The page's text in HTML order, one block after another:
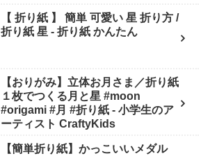
【 折り紙 】 簡単 可愛い 星 折り方 /
折り紙 星 - 折り紙 かんたん
【おりがみ】立体お月さま／折り紙
１枚でつくる月と星 #moon
#origami #月 #折り紙 - 小学生のア
ーティスト CraftyKids
【簡単折り紙】かっこいいメダル